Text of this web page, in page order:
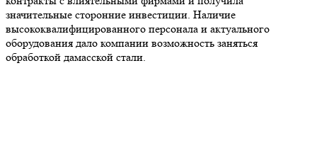
значительные сторонние инвестиции. Наличие
высококвалифицированного персонала и актуального
оборудования дало компании возможность заняться
обработкой дамасской стали.